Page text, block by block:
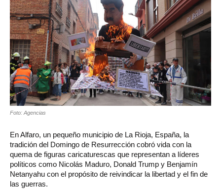
Foto: Agencias
En Alfaro, un pequeño municipio de La Rioja, España, la
tradición del Domingo de Resurrección cobró vida con la
quema de figuras caricaturescas que representan a líderes
políticos como Nicolás Maduro, Donald Trump y Benjamín
Netanyahu con el propósito de reivindicar la libertad y el fin de
las guerras.